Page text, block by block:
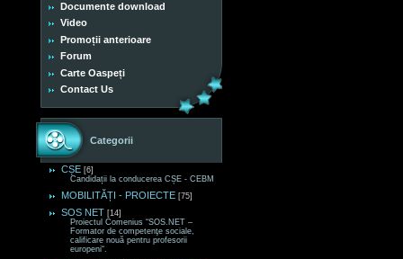
Documente download
Video
Promoții anterioare
Forum
Carte Oaspeți
Contact Us
Categorii
CȘE [6]
Candidații la conducerea CȘE - CEBM
MOBILITĂȚI - PROIECTE [75]
SOS NET [14]
Proiectul Comenius “SOS.NET –
Formator de competenţe sociale,
calificare nouă pentru profesorii
europeni“.